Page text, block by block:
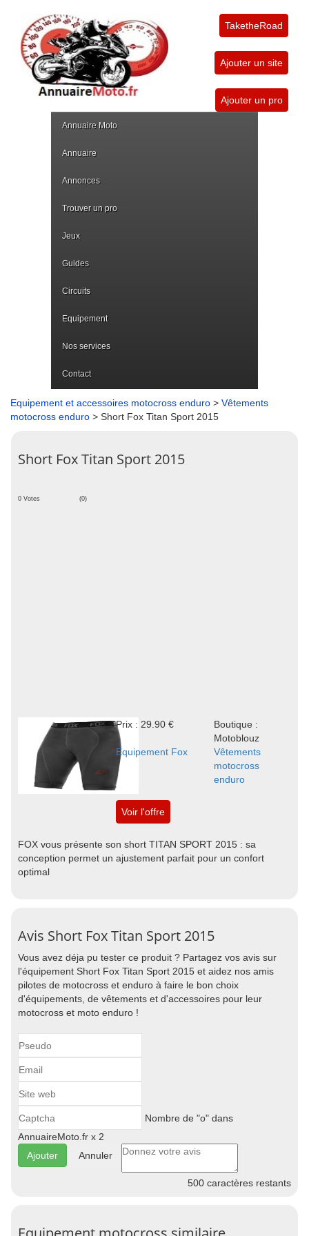
TaketheRoad
Ajouter un site
Ajouter un pro
Annuaire Moto
Annuaire
Annonces
Trouver un pro
Jeux
Guides
Circuits
Equipement
Nos services
Contact
Equipement et accessoires motocross enduro > Vêtements
motocross enduro > Short Fox Titan Sport 2015
Short Fox Titan Sport 2015
0 Votes (0)
Prix : 29.90 €
Boutique :
Motoblouz
Equipement Fox
Vêtements
motocross
enduro
Voir l'offre
FOX vous présente son short TITAN SPORT 2015 : sa
conception permet un ajustement parfait pour un confort
optimal
Avis Short Fox Titan Sport 2015
Vous avez déja pu tester ce produit ? Partagez vos avis sur
l'équipement Short Fox Titan Sport 2015 et aidez nos amis
pilotes de motocross et enduro à faire le bon choix
d'équipements, de vêtements et d'accessoires pour leur
motocross et moto enduro !
Nombre de "o" dans
AnnuaireMoto.fr x 2
Annuler
500 caractères restants